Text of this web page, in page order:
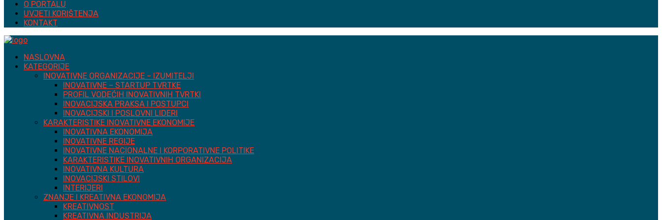
O PORTALU
UVJETI KORIŠTENJA
KONTAKT
NASLOVNA
KATEGORIJE
INOVATIVNE ORGANIZACIJE – IZUMITELJI
INOVATIVNE – STARTUP TVRTKE
PROFIL VODEĆIH INOVATIVNIH TVRTKI
INOVACIJSKA PRAKSA I POSTUPCI
INOVACIJSKI I POSLOVNI LIDERI
KARAKTERISTIKE INOVATIVNE EKONOMIJE
INOVATIVNA EKONOMIJA
INOVATIVNE REGIJE
INOVATIVNE NACIONALNE I KORPORATIVNE POLITIKE
KARAKTERISTIKE INOVATIVNIH ORGANIZACIJA
INOVATIVNA KULTURA
INOVACIJSKI STILOVI
INTERIJERI
ZNANJE I KREATIVNA EKONOMIJA
KREATIVNOST
KREATIVNA INDUSTRIJA